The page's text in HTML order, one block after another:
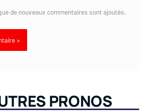
de nouveaux commentaires sont ajoutés.
PRONOS